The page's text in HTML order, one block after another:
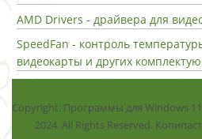
AMD Drivers - драйвера для
SpeedFan - контроль
видеокарты и других
Copyright: Программы для Windows
2024. All Rights Reserved.